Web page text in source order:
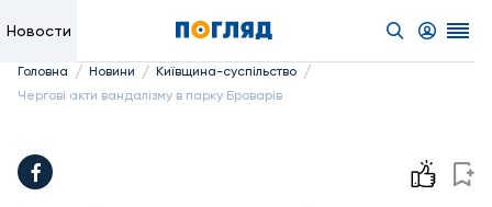
Новости
Головна / Новини / Київщина-суспільство /
Чергові акти вандалізму в парку Броварів